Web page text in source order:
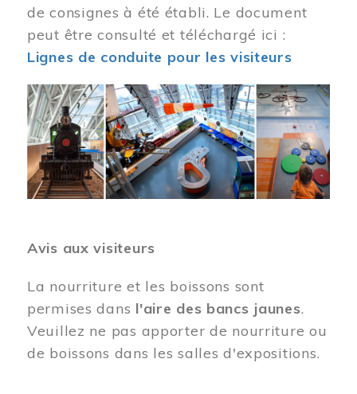
de consignes à été établi. Le document
peut être consulté et téléchargé ici :
Lignes de conduite pour les visiteurs
Image
Avis aux visiteurs
La nourriture et les boissons sont
permises dans l'aire des bancs jaunes.
Veuillez ne pas apporter de nourriture ou
de boissons dans les salles d'expositions.